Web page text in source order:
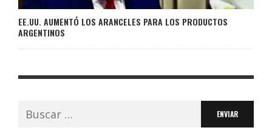
EE.UU. AUMENTÓ LOS ARANCELES PARA LOS PRODUCTOS
ARGENTINOS
Buscar: